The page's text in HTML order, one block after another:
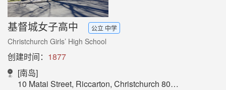
基督城女子高中 公立 中学
Christchurch Girls’ High School
创建时间： 1877
[南岛]
10 Matai Street, Riccarton, Christchurch 8011, New Zealand